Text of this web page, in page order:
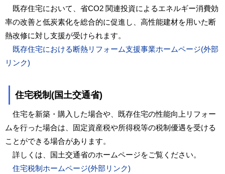
既存住宅において、省CO2 関連投資によるエネルギー消費効
率の改善と低炭素化を総合的に促進し、高性能建材を用いた断
熱改修に対し支援が受けられます。
既存住宅における断熱リフォーム支援事業ホームページ(外部
リンク)
住宅税制(国土交通省)
住宅を新築・購入した場合や、既存住宅の性能向上リフォー
ムを行った場合は、固定資産税や所得税等の税制優遇を受ける
ことができる場合があります。
詳しくは、国土交通省のホームページをご覧ください。
住宅税制ホームページ(外部リンク)